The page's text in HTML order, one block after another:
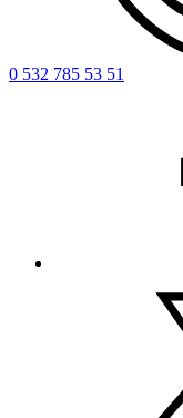
0 532 785 53 51